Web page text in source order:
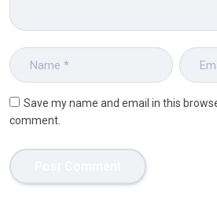
Save my name and email in this
comment.